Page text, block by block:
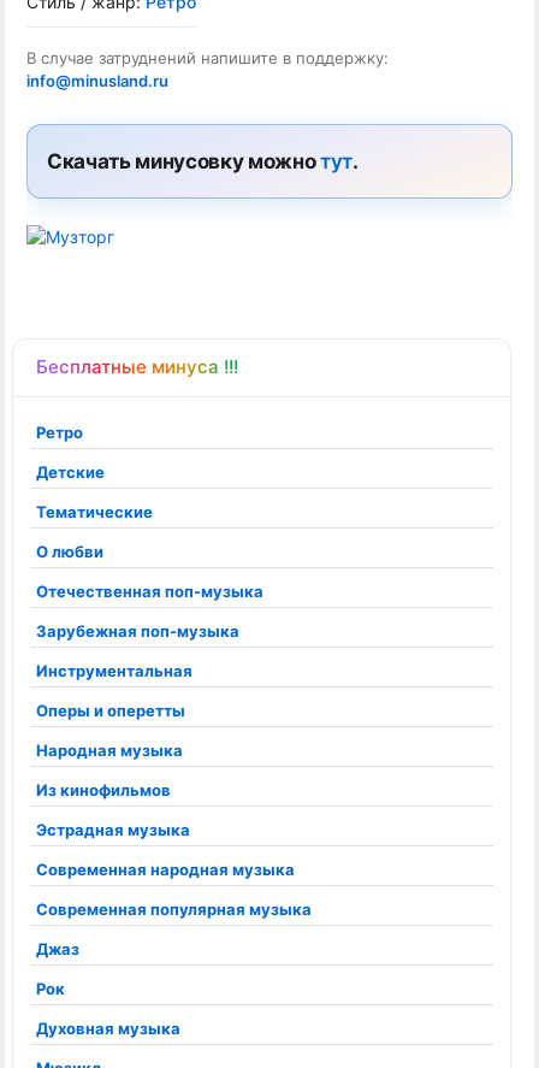
Бесплатные минуса !!!
Ретро
Детские
Тематические
О любви
Отечественная поп-музыка
Зарубежная поп-музыка
Инструментальная
Оперы и оперетты
Народная музыка
Из кинофильмов
Эстрадная музыка
Современная народная музыка
Современная популярная музыка
Джаз
Рок
Духовная музыка
В случае затруднений напишите в поддержку:
info@minusland.ru
Скачать минусовку можнотут.